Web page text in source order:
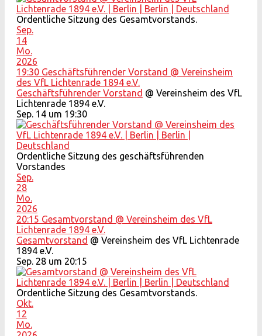
Ordentliche Sitzung des Gesamtvorstands.
Sep.
14
Mo.
2026
19:30 Geschäftsführender Vorstand @ Vereinsheim
des VfL Lichtenrade 1894 e.V.
Geschäftsführender Vorstand @ Vereinsheim des VfL
Lichtenrade 1894 e.V.
Sep. 14 um 19:30
Ordentliche Sitzung des geschäftsführenden
Vorstandes
Sep.
28
Mo.
2026
20:15 Gesamtvorstand @ Vereinsheim des VfL
Lichtenrade 1894 e.V.
Gesamtvorstand @ Vereinsheim des VfL Lichtenrade
1894 e.V.
Sep. 28 um 20:15
Ordentliche Sitzung des Gesamtvorstands.
Okt.
12
Mo.